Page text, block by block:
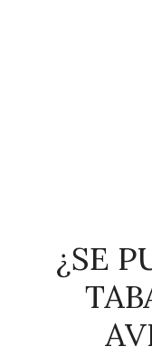
¿SE